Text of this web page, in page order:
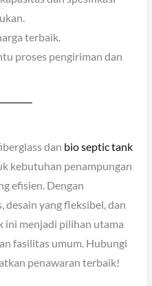
terbaik.
proses pengiriman dan
dan bio septic tank
kebutuhan penampungan
efisien. Dengan
desain yang fleksibel, dan
ini menjadi pilihan utama
fasilitas umum. Hubungi
penawaran terbaik!